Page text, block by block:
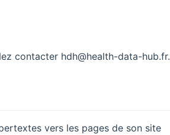
contacter hdh@health-data-hub.fr.
vers les pages de son site